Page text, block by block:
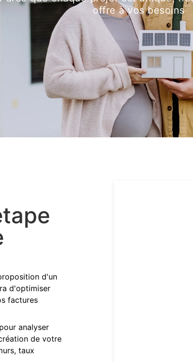
offre à vos besoins
d'un
d'optimiser
factures
analyser
de votre
taux